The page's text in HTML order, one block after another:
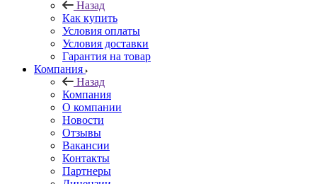
Назад
Как купить
Условия оплаты
Условия доставки
Гарантия на товар
Компания
Назад
Компания
О компании
Новости
Отзывы
Вакансии
Контакты
Партнеры